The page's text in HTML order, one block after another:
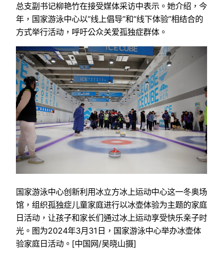
总支副书记柳艳竹在接受媒体采访中表示。她介绍，今
年，国家游泳中心以“线上倡导”和“线下体验”相结合的
方式举行活动，呼吁公众关爱孤独症群体。
国家游泳中心创新利用冰立方冰上运动中心这一冬奥场
馆，组织孤独症儿童家庭进行以冰壶体验为主题的家庭
日活动，让孩子和家长们通过冰上运动享受快乐亲子时
光。图为2024年3月31日，国家游泳中心举办冰壶体
验家庭日活动。[中国网/吴晓山摄]